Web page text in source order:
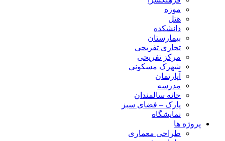
موزه
هتل
دانشکده
بیمارستان
تجاری تفریحی
مرکز تفریحی
شهرک مسکونی
آپارتمان
مدرسه
خانه سالمندان
پارک – فضای سبز
نمایشگاه
پروژه ها
طراحی معماری